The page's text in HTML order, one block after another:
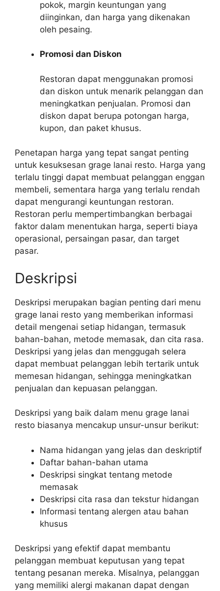
pokok, margin keuntungan yang
diinginkan, dan harga yang dikenakan
oleh pesaing.
Promosi dan Diskon
Restoran dapat menggunakan promosi
dan diskon untuk menarik pelanggan dan
meningkatkan penjualan. Promosi dan
diskon dapat berupa potongan harga,
kupon, dan paket khusus.
Penetapan harga yang tepat sangat penting
untuk kesuksesan grage lanai resto. Harga yang
terlalu tinggi dapat membuat pelanggan enggan
membeli, sementara harga yang terlalu rendah
dapat mengurangi keuntungan restoran.
Restoran perlu mempertimbangkan berbagai
faktor dalam menentukan harga, seperti biaya
operasional, persaingan pasar, dan target
pasar.
Deskripsi
Deskripsi merupakan bagian penting dari menu
grage lanai resto yang memberikan informasi
detail mengenai setiap hidangan, termasuk
bahan-bahan, metode memasak, dan cita rasa.
Deskripsi yang jelas dan menggugah selera
dapat membuat pelanggan lebih tertarik untuk
memesan hidangan, sehingga meningkatkan
penjualan dan kepuasan pelanggan.
Deskripsi yang baik dalam menu grage lanai
resto biasanya mencakup unsur-unsur berikut:
Nama hidangan yang jelas dan deskriptif
Daftar bahan-bahan utama
Deskripsi singkat tentang metode
memasak
Deskripsi cita rasa dan tekstur hidangan
Informasi tentang alergen atau bahan
khusus
Deskripsi yang efektif dapat membantu
pelanggan membuat keputusan yang tepat
tentang pesanan mereka. Misalnya, pelanggan
yang memiliki alergi makanan dapat dengan